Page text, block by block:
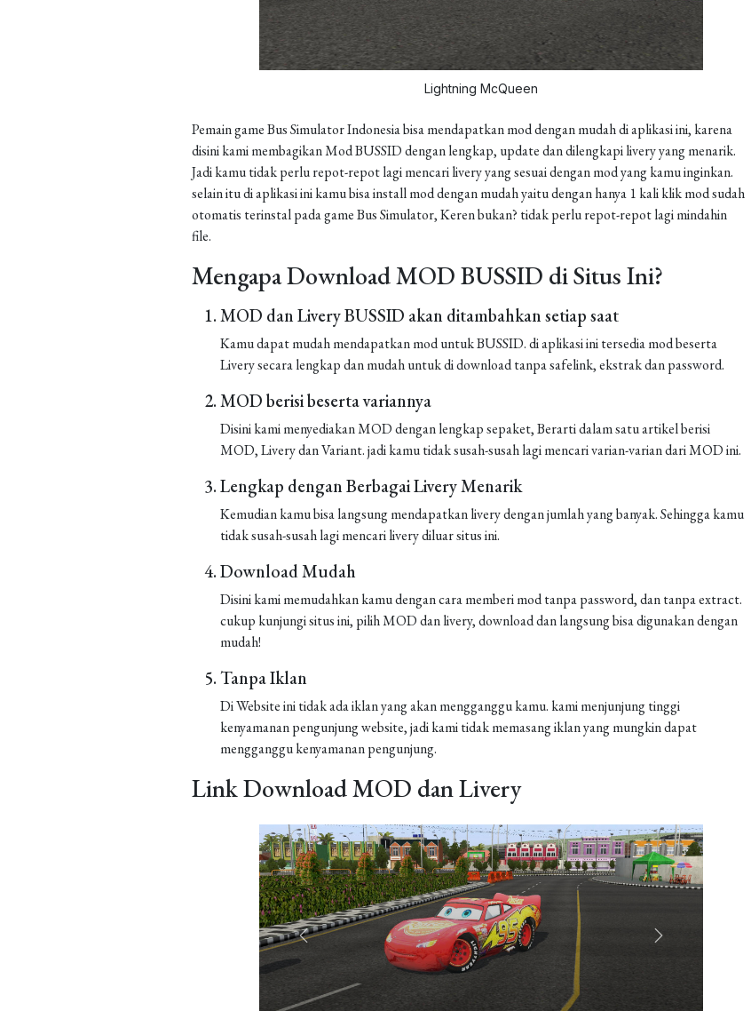
Lightning McQueen
Pemain game Bus Simulator Indonesia bisa mendapatkan mod dengan mudah di aplikasi ini, karena
disini kami membagikan Mod BUSSID dengan lengkap, update dan dilengkapi livery yang menarik.
Jadi kamu tidak perlu repot-repot lagi mencari livery yang sesuai dengan mod yang kamu inginkan.
selain itu di aplikasi ini kamu bisa install mod dengan mudah yaitu dengan hanya 1 kali klik mod sudah
otomatis terinstal pada game Bus Simulator, Keren bukan? tidak perlu repot-repot lagi mindahin
file.
Mengapa Download MOD BUSSID di Situs Ini?
MOD dan Livery BUSSID akan ditambahkan setiap saat
Kamu dapat mudah mendapatkan mod untuk BUSSID. di aplikasi ini tersedia mod beserta
Livery secara lengkap dan mudah untuk di download tanpa safelink, ekstrak dan password.
MOD berisi beserta variannya
Disini kami menyediakan MOD dengan lengkap sepaket, Berarti dalam satu artikel berisi
MOD, Livery dan Variant. jadi kamu tidak susah-susah lagi mencari varian-varian dari MOD ini.
Lengkap dengan Berbagai Livery Menarik
Kemudian kamu bisa langsung mendapatkan livery dengan jumlah yang banyak. Sehingga kamu
tidak susah-susah lagi mencari livery diluar situs ini.
Download Mudah
Disini kami memudahkan kamu dengan cara memberi mod tanpa password, dan tanpa extract.
cukup kunjungi situs ini, pilih MOD dan livery, download dan langsung bisa digunakan dengan
mudah!
Tanpa Iklan
Di Website ini tidak ada iklan yang akan mengganggu kamu. kami menjunjung tinggi
kenyamanan pengunjung website, jadi kami tidak memasang iklan yang mungkin dapat
mengganggu kenyamanan pengunjung.
Link Download MOD dan Livery